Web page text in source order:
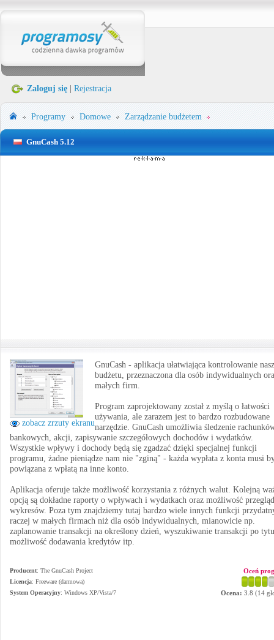
Zaloguj się Rejestracja
Programy Domowe Zarządzanie budżetem
GnuCash 5.12
zobacz zrzuty ekranu
GnuCash - aplikacja ułatwiająca kontrolowanie
budżetu, przeznaczona dla osób indywidualnych
małych firm.
Program zaprojektowany został z myślą o łatwości
używania, ale zarazem jest to bardzo rozbudowane
narzędzie. GnuCash umożliwia śledzenie
bankowych, akcji, zapisywanie szczegółowych dochodów i wydatków.
Wszystkie wpływy i dochody będą się zgadzać dzięki specjalnej funkcji
programu, żadne pieniądze nam nie "zginą" - każda wypłata z konta musi
powiązana z wpłatą na inne konto.
Aplikacja oferuje także możliwość korzystania z różnych walut. Kolejną
opcją są dokładne raporty o wpływach i wydatkach oraz możliwość
wykresów. Poza tym znajdziemy tutaj bardzo wiele innych funkcji
raczej w małych firmach niż dla osób indywidualnych, mianowicie np.
zaplanowanie transakcji na określony dzień, wyszukiwanie transakcji po
możliwość dodawania kredytów itp.
Producent: The GnuCash Project
Licencja: Freeware (darmowa)
System Operacyjny: Windows XP/Vista/7
Oceń
Ocena: 3.8 (14